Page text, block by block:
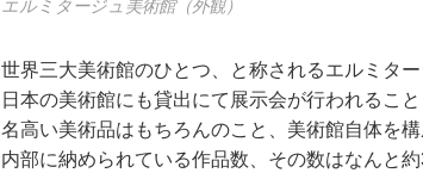
エルミタージュ美術館（外観）
世界三大美術館のひとつ、と称されるエルミター
日本の美術館にも貸出にて展示会が行われること
名高い美術品はもちろんのこと、美術館自体を
内部に納められている作品数、その数はなんと